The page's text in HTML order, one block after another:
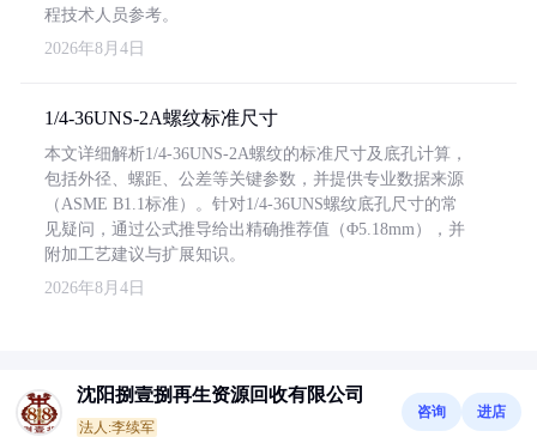
程技术人员参考。
2026年8月4日
1/4-36UNS-2A螺纹标准尺寸
本文详细解析1/4-36UNS-2A螺纹的标准尺寸及底孔计算，
包括外径、螺距、公差等关键参数，并提供专业数据来源
（ASME B1.1标准）。针对1/4-36UNS螺纹底孔尺寸的常
见疑问，通过公式推导给出精确推荐值（Φ5.18mm），并
附加工艺建议与扩展知识。
2026年8月4日
沈阳捌壹捌再生资源回收有限公司
法人:李续军
咨询 进店